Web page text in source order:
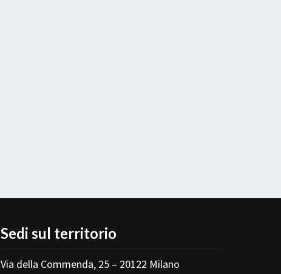
Sedi sul territorio
Via della Commenda, 25 – 20122 Milano